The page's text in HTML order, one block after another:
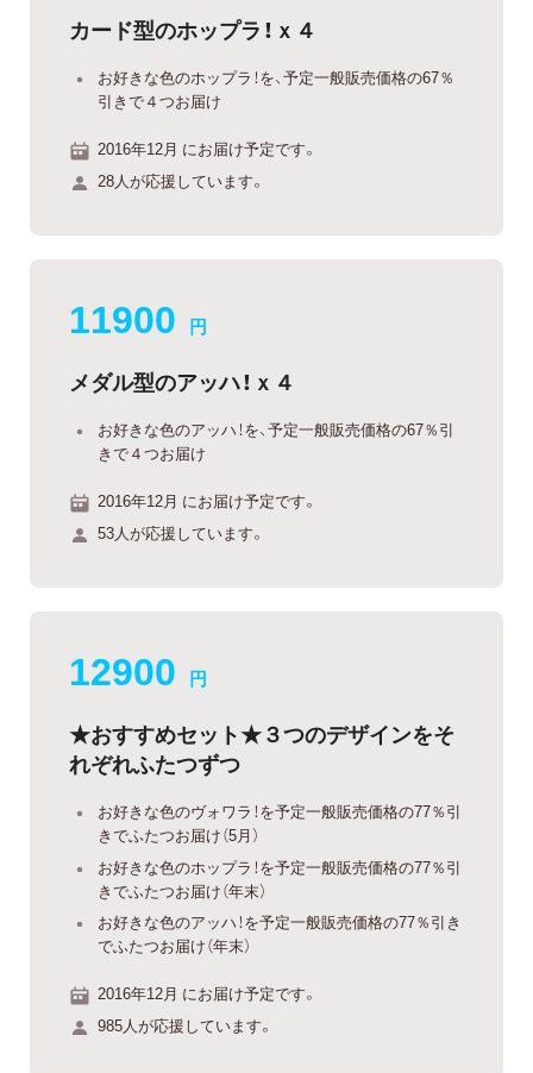
カード型のホップラ！ｘ４
お好きな色のホップラ！を、予定一般販売価格の67％
引きで４つお届け
2016年12月 にお届け予定です。
28人が応援しています。
11900 円
メダル型のアッハ！ｘ４
お好きな色のアッハ！を、予定一般販売価格の67％引
きで４つお届け
2016年12月 にお届け予定です。
53人が応援しています。
12900 円
★おすすめセット★３つのデザインをそ
れぞれふたつずつ
お好きな色のヴォワラ！を予定一般販売価格の77％引
きでふたつお届け（5月）
お好きな色のホップラ！を予定一般販売価格の77％引
きでふたつお届け（年末）
お好きな色のアッハ！を予定一般販売価格の77％引き
でふたつお届け（年末）
2016年12月 にお届け予定です。
985人が応援しています。